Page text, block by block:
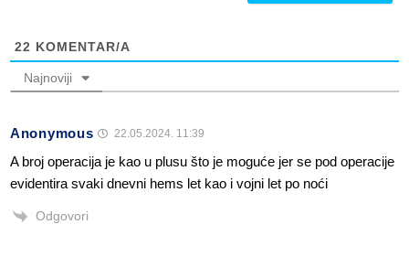
22 KOMENTAR/A
Najnoviji
Anonymous 22.05.2024. 11:39
A broj operacija je kao u plusu što je moguće jer se pod operacije
evidentira svaki dnevni hems let kao i vojni let po noći
Odgovori